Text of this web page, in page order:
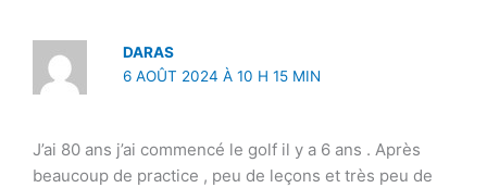
DARAS
6 AOÛT 2024 À 10 H 15 MIN
J’ai 80 ans j’ai commencé le golf il y a 6 ans . Après
beaucoup de practice , peu de leçons et très peu de